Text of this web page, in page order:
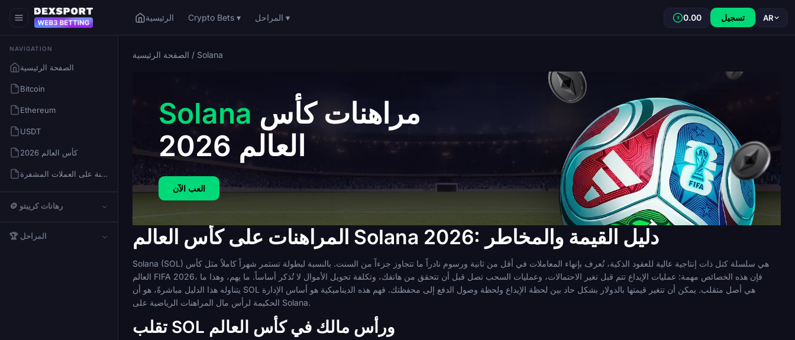
الرئيسية Crypto Bets ▾ المراحل ▾ ₮ 0.00 تسجيل AR
NAVIGATION
الصفحة الرئيسية
Bitcoin
Ethereum
USDT
كأس العالم 2026
كيفية المراهنة على العملات المشفرة
🪙 رهانات كريبتو
🏆 المراحل
الصفحة الرئيسية / Solana
Solana
العالم 2026
العب الآن
المراهنات على كأس العالم Solana 2026: دليل القيمة والمخاطر
Solana (SOL) هي سلسلة كتل ذات إنتاجية عالية للعقود الذكية، تُعرف بإنهاء المعاملات في أقل من ثانية ورسوم نادراً ما تتجاوز جزءاً من السنت. بالنسبة لبطولة تستمر شهراً كاملاً مثل كأس
العالم FIFA 2026، فإن هذه الخصائص مهمة: عمليات الإيداع تتم قبل تغير الاحتمالات، وعمليات السحب تصل قبل أن تتحقق من هاتفك، وتكلفة تحويل الأموال لا تُذكر أساساً. ما يهم، وهذا ما
يتناوله هذا الدليل مباشرةً، هو أن SOL هي أصل متقلب. يمكن أن تتغير قيمتها بالدولار بشكل حاد بين لحظة الإيداع ولحظة وصول الدفع إلى محفظتك. فهم هذه الديناميكية هو أساس الإدارة
الحكيمة لرأس مال المراهنات الرياضية على Solana.
تقلب SOL ورأس مالك في كأس العالم